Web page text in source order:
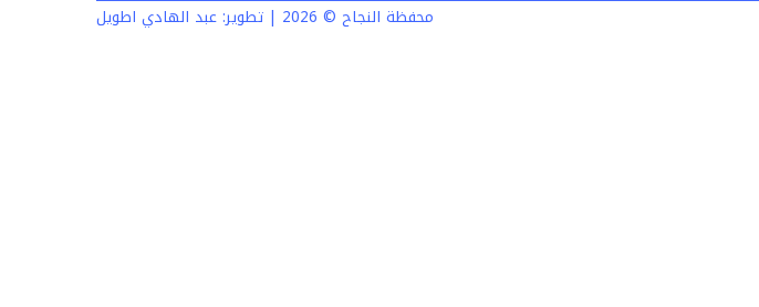
محفظة النجاح © 2026 | تطوير: عبد الهادي اطويل